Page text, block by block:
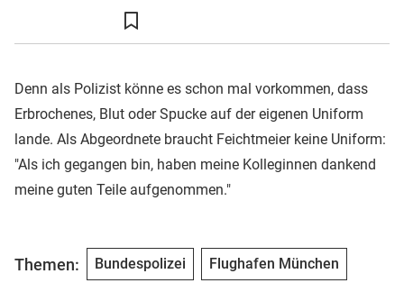
Denn als Polizist könne es schon mal vorkommen, dass
Erbrochenes, Blut oder Spucke auf der eigenen Uniform
lande. Als Abgeordnete braucht Feichtmeier keine Uniform:
"Als ich gegangen bin, haben meine Kolleginnen dankend
meine guten Teile aufgenommen."
Themen: Bundespolizei Flughafen München